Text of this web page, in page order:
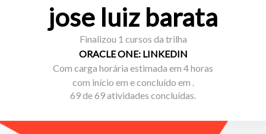
jose luiz barata
Finalizou 1 cursos da trilha
ORACLE ONE: LINKEDIN
Com carga horária estimada em 4 horas
com início em e concluído em .
69 de 69 atividades concluídas.